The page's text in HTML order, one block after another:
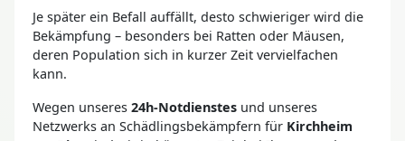
Je später ein Befall auffällt, desto schwieriger wird die
Bekämpfung – besonders bei Ratten oder Mäusen,
deren Population sich in kurzer Zeit vervielfachen
kann.
Wegen unseres 24h-Notdienstes und unseres
Netzwerks an Schädlingsbekämpfern für Kirchheim